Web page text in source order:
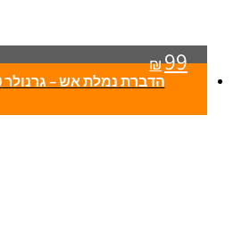
₪99
הדברת נמלת אש – גרנולר 200 גרם